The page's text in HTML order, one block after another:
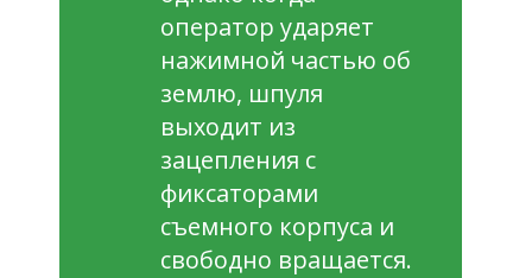
оператор ударяет
нажимной частью об
землю, шпуля
выходит из
зацепления с
фиксаторами
съемного корпуса и
свободно вращается.